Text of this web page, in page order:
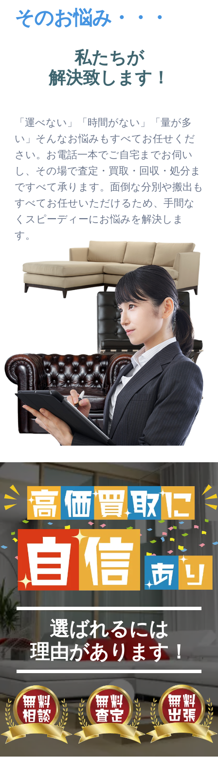
そのお悩み・・・
私たちが
解決致します！
「運べない」「時間がない」「量が多
い」そんなお悩みもすべてお任せくだ
さい。お電話一本でご自宅までお伺い
し、その場で査定・買取・回収・処分ま
ですべて承ります。面倒な分別や搬出も
すべてお任せいただけるため、手間な
くスピーディーにお悩みを解決しま
す。
選ばれるには
理由があります！